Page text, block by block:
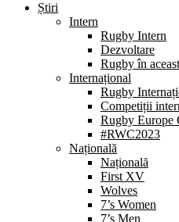
Știri
Intern
Rugby Intern
Dezvoltare
Rugby în
Internațional
Rugby
Competiții
Rugby Europe
#RWC2023
Națională
Națională
First XV
Wolves
7’s Women
7’s Men